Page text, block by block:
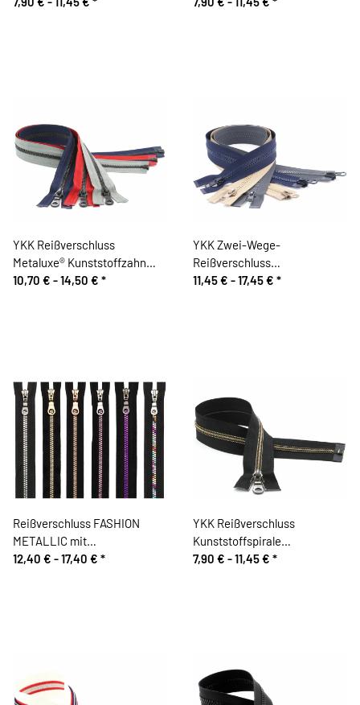
YKK Reißverschluss
Metaluxe® Kunststoffzahn
Metalloptik, teilbar
10,70 € -14,50 € *
YKK Zwei-Wege-
Reißverschluss
Kunststoffzahn
11,45 € -17,45 € *
Reißverschluss FASHION
METALLIC mit
Kunststoffzahn, teilbar, Prym
12,40 € -17,40 € *
YKK Reißverschluss
Kunststoffspirale
METALLION®, teilbar,
7,90 € -11,45 € *